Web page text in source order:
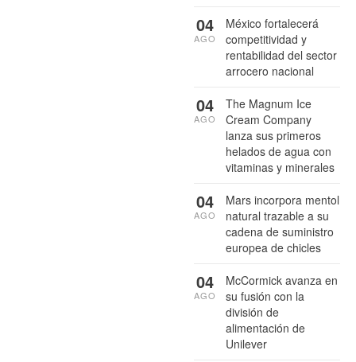
México fortalecerá
competitividad y
rentabilidad del sector
arrocero nacional
04
AGO
The Magnum Ice
Cream Company
lanza sus primeros
helados de agua con
vitaminas y minerales
04
AGO
Mars incorpora mentol
natural trazable a su
cadena de suministro
europea de chicles
04
AGO
McCormick avanza en
su fusión con la
división de
alimentación de
Unilever
04
AGO